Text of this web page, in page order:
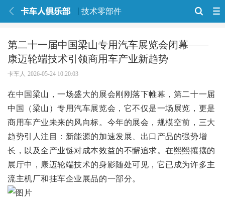
技术零部件
第二十一届中国梁山专用汽车展览会闭幕——
康迈轮端技术引领商用车产业新趋势
卡车人 2026-05-24 10:20:03
在中国梁山，一场盛大的展会刚刚落下帷幕，第二十一届
中国（梁山）专用汽车展览会，它不仅是一场展览，更是
商用车产业未来的风向标。今年的展会，规模空前，三大
趋势引人注目：新能源的加速发展、出口产品的强势增
长，以及全产业链对成本效益的不懈追求。在熙熙攘攘的
展厅中，康迈轮端技术的身影随处可见，它已成为许多主
流主机厂和挂车企业展品的一部分。